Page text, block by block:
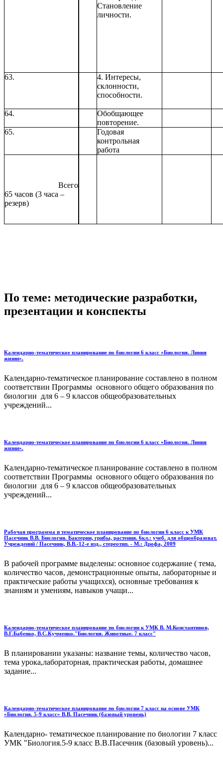
Становление
личности.
63.
4. Интересы,
склонности,
способности.
64.
Обобщающее
повторение.
65.
Годовая
контрольная
работа
Всего
65 часов (3 часа –
резерв)
По теме: методические разработки,
презентации и конспекты
Календарно-тематическое планирование по биологии 6 класс «Биология. Линия
жизни».
Календарно-тематическое планирование составлено в полном
соответствии Программы основного общего образования по
биологии для 6 – 9 классов общеобразовательных
учреждений...
Календарно-тематическое планирование по биологии 6 класс «Биология. Линия
жизни».
Календарно-тематическое планирование составлено в полном
соответствии Программы основного общего образования по
биологии для 6 – 9 классов общеобразовательных
учреждений...
Рабочая программа и тематическое планирование по биологии 6 класс к УМК
Пасечник В.В. Биология. Бактерии, грибы, растения. 6кл.: учеб. для общеобразоват.
Учреждений / Пасечник, В.В.-12-е изд., стереотип. - М.: Дрофа, 2009
В рабочей программе выделены: основное содержание ( тема,
количество часов, демонстрационные опыты, лабораторные и
практические работы учащихся), основные требования к
знаниям и умениям, навыков учащи...
Календарно-тематическое планирование по биологии к УМК В. М.Константинов,
В.Г.Бабенко, В.С.Кучменко."Биология. Животные. 7 класс"
В планировании указаны: название темы, количество часов,
тема урока,лабораторная, практическая работы, домашнее
задание...
Календарно-тематическое планирование по биологии 7 класс на основе УМК
«Биология. 5-9 класс» В.В. Пасечник (базовый уровень)
Календарно- тематическое планирование по биологии 7 класс
УМК "Биология.5-9 класс В.В.Пасечник (базовый уровень)...